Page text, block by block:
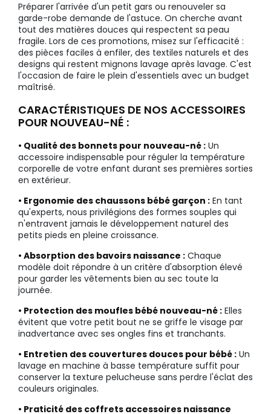
Préparer l'arrivée d'un petit gars ou renouveler sa
garde-robe demande de l'astuce. On cherche avant
tout des matières douces qui respectent sa peau
fragile. Lors de ces promotions, misez sur l'efficacité :
des pièces faciles à enfiler, des textiles naturels et des
designs qui restent mignons lavage après lavage. C'est
l'occasion de faire le plein d'essentiels avec un budget
maîtrisé.
CARACTÉRISTIQUES DE NOS ACCESSOIRES
POUR NOUVEAU-NÉ :
• Qualité des bonnets pour nouveau-né : Un
accessoire indispensable pour réguler la température
corporelle de votre enfant durant ses premières sorties
en extérieur.
• Ergonomie des chaussons bébé garçon : En tant
qu'experts, nous privilégions des formes souples qui
n'entravent jamais le développement naturel des
petits pieds en pleine croissance.
• Absorption des bavoirs naissance : Chaque
modèle doit répondre à un critère d'absorption élevé
pour garder les vêtements bien au sec toute la
journée.
• Protection des moufles bébé nouveau-né : Elles
évitent que votre petit bout ne se griffe le visage par
inadvertance avec ses ongles fins et tranchants.
• Entretien des couvertures douces pour bébé : Un
lavage en machine à basse température suffit pour
conserver la texture pelucheuse sans perdre l'éclat des
couleurs originales.
• Praticité des coffrets accessoires naissance